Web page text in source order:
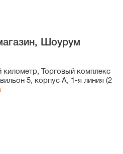
Шоурум
Торговый комплекс
5, корпус А, 1-я линия (2